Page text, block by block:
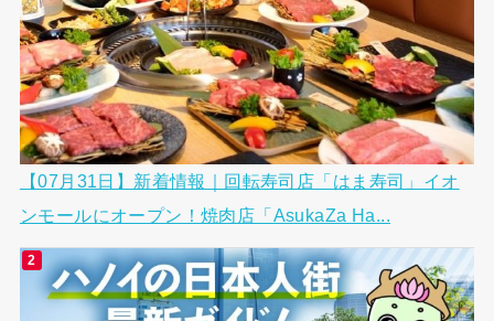
【07月31日】新着情報｜回転寿司店「はま寿司」イオ
ンモールにオープン！焼肉店「AsukaZa Ha...